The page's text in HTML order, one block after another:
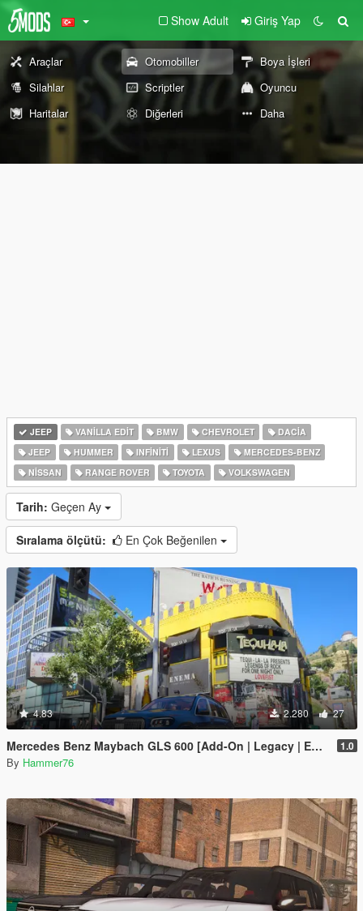
Show Adult Giriş Yap
Araçlar Otomobiller
Boya İşleri
Silahlar
Scriptler
Oyuncu
Haritalar
Diğerleri Daha
JEEP VANILLA EDIT BMW CHEVROLET
DACIA
JEEP
HUMMER INFINITI LEXUS
MERCEDES-BENZ
NISSAN
RANGE ROVER TOYOTA VOLKSWAGEN
Tarih: Geçen Ay
Sıralama ölçütü: En Çok Beğenilen
4.83 2.280 27
Mercedes Benz Maybach GLS 600 [Add-On | Legacy | Enhanced] 1.0
By Hammer76